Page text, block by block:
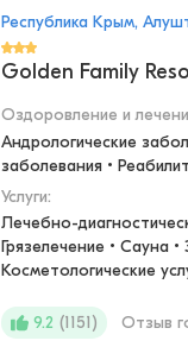
Республика Крым,
Golden Family
Оздоровление и
Андрологические
заболевания •
Услуги:
Лечебно-
Грязелечение • Сауна
Косметологические
9.2 (1151)
Отзыв